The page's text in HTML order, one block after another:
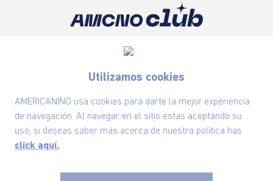
Utilizamos cookies
AMERICANINO usa cookies para darte la mejor experiencia
de navegación. Al navegar en el sitio estas aceptando su
uso, si deseas saber más acerca de nuestra política has
click aquí.
las ofertas exclusivas y lo último en moda
SUSCRÍBETE AHORA
Nuestra Marca